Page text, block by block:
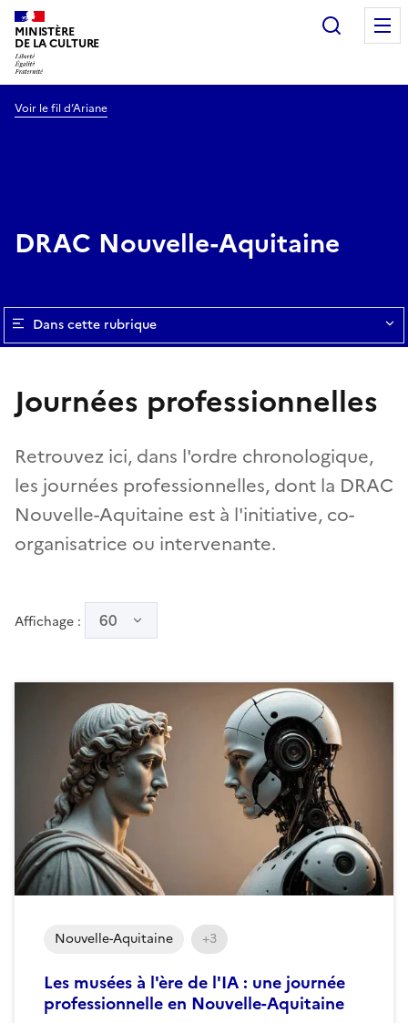
MINISTÈRE
DE LA CULTURE
Voir le fil d’Ariane
DRAC Nouvelle-Aquitaine
Dans cette rubrique
Journées professionnelles
Retrouvez ici, dans l'ordre chronologique,
les journées professionnelles, dont la DRAC
Nouvelle-Aquitaine est à l'initiative, co-
organisatrice ou intervenante.
Affichage : 60
Les musées à l'ère de l'IA : une journée
professionnelle en Nouvelle-Aquitaine
Nouvelle-Aquitaine +3